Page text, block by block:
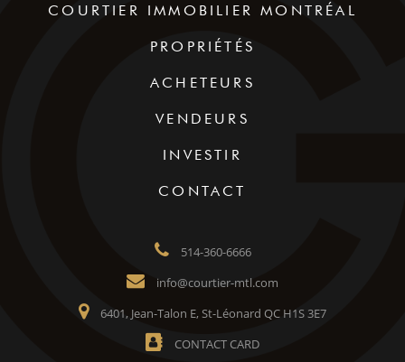
COURTIER IMMOBILIER MONTRÉAL
PROPRIÉTÉS
ACHETEURS
VENDEURS
INVESTIR
CONTACT
514-360-6666
info@courtier-mtl.com
6401, Jean-Talon E, St-Léonard QC H1S 3E7
CONTACT CARD